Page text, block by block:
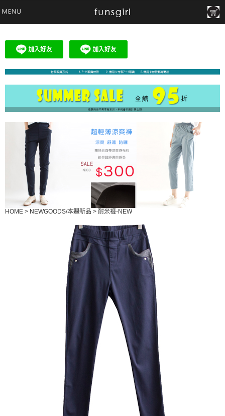
HOME > NEWGOODS/本週新品 > 耐米褲-NEW